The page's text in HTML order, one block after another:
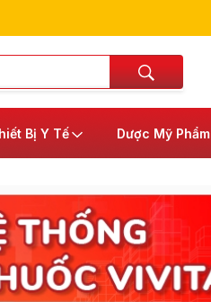
Bị Y Tế Dược Mỹ Phẩm